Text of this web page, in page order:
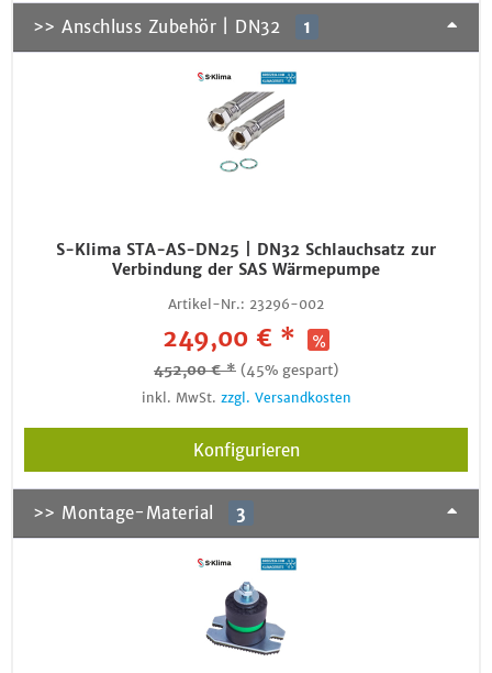
>> Anschluss Zubehör | DN32 1
S-Klima STA-AS-DN25 | DN32 Schlauchsatz zur
Verbindung der SAS Wärmepumpe
Artikel-Nr.: 23296-002
249,00 € *
452,00 € * (45% gespart)
inkl. MwSt. zzgl. Versandkosten
Konfigurieren
>> Montage-Material 3